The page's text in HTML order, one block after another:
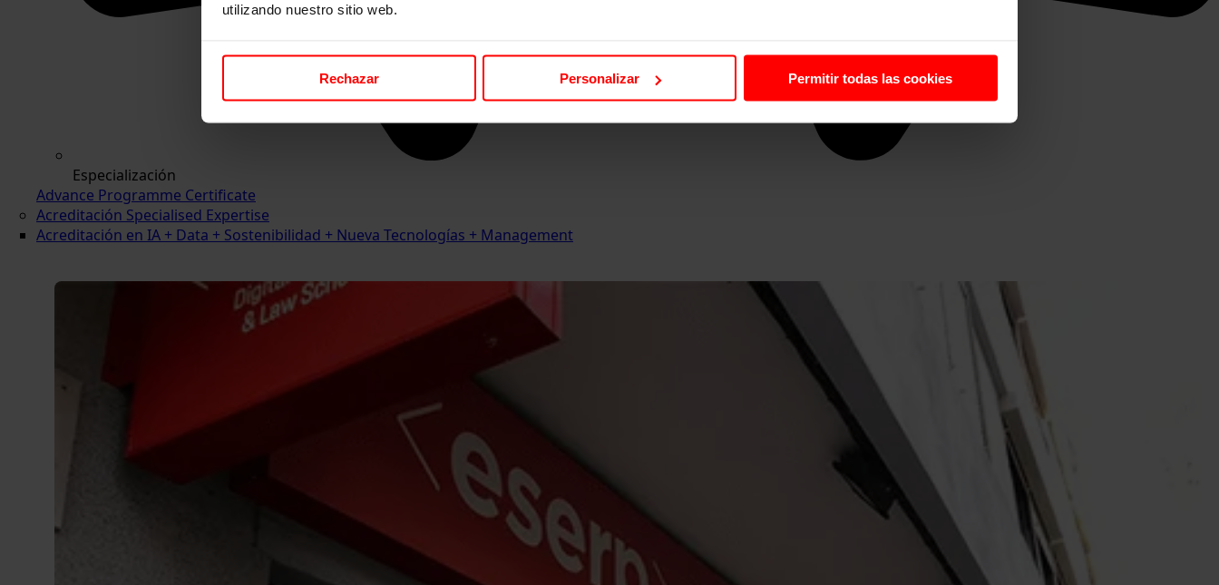
utilizando nuestro sitio web.
Rechazar Personalizar Permitir todas las cookies
Especialización
Advance Programme Certificate
Acreditación Specialised Expertise
Acreditación en IA + Data + Sostenibilidad + Nueva Tecnologías + Management